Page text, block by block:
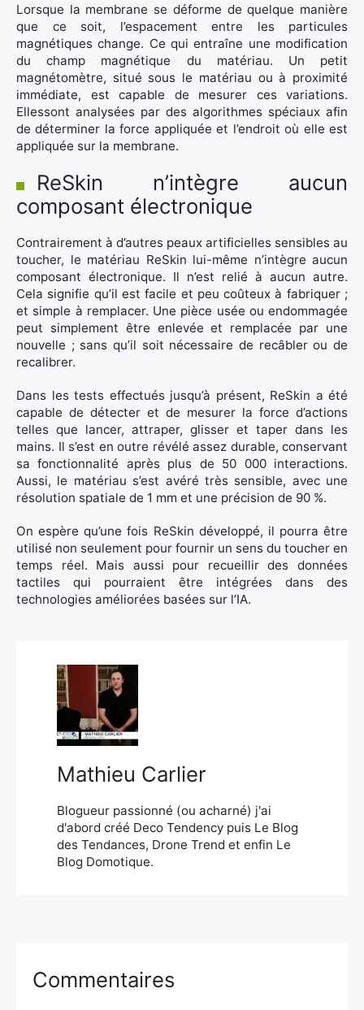
Lorsque la membrane se déforme de quelque manière
que ce soit, l’espacement entre les particules
magnétiques change. Ce qui entraîne une modification
du champ magnétique du matériau. Un petit
magnétomètre, situé sous le matériau ou à proximité
immédiate, est capable de mesurer ces variations.
Ellessont analysées par des algorithmes spéciaux afin
de déterminer la force appliquée et l’endroit où elle est
appliquée sur la membrane.
ReSkin n’intègre aucun
composant électronique
Contrairement à d’autres peaux artificielles sensibles au
toucher, le matériau ReSkin lui-même n’intègre aucun
composant électronique. Il n’est relié à aucun autre.
Cela signifie qu’il est facile et peu coûteux à fabriquer ;
et simple à remplacer. Une pièce usée ou endommagée
peut simplement être enlevée et remplacée par une
nouvelle ; sans qu’il soit nécessaire de recâbler ou de
recalibrer.
Dans les tests effectués jusqu’à présent, ReSkin a été
capable de détecter et de mesurer la force d’actions
telles que lancer, attraper, glisser et taper dans les
mains. Il s’est en outre révélé assez durable, conservant
sa fonctionnalité après plus de 50 000 interactions.
Aussi, le matériau s’est avéré très sensible, avec une
résolution spatiale de 1 mm et une précision de 90 %.
On espère qu’une fois ReSkin développé, il pourra être
utilisé non seulement pour fournir un sens du toucher en
temps réel. Mais aussi pour recueillir des données
tactiles qui pourraient être intégrées dans des
technologies améliorées basées sur l’IA.
Mathieu Carlier
Blogueur passionné (ou acharné) j'ai
d'abord créé Deco Tendency puis Le Blog
des Tendances, Drone Trend et enfin Le
Blog Domotique.
Commentaires
Rechercher
: